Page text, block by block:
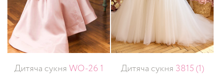
Дитяча сукня WO-26 1 Дитяча сукня 3815 (1)